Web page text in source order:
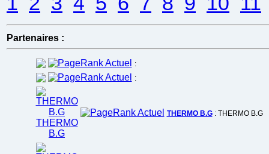
Partenaires :
:
:
THERMO B.G: THERMO B.G